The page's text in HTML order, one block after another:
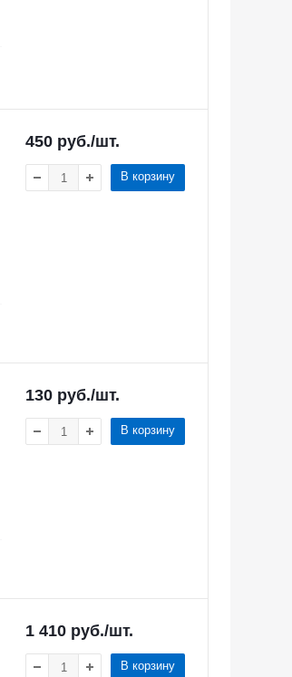
450 руб./шт.
В корзину
130 руб./шт.
В корзину
1 410 руб./шт.
В корзину